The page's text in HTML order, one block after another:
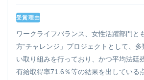
受賞理由
ワークライフバランス、女性活躍部門と
方”チャレンジ」プロジェクトとして、
い取り組みを行っており、かつ平均法廷
有給取得率71.6％等の結果を出している